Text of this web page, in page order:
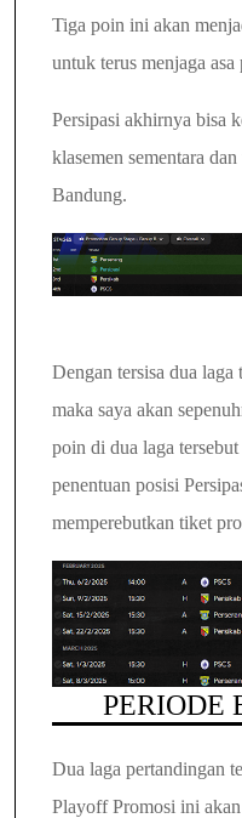
Tiga poin ini akan
untuk terus menjaga
Persipasi akhirnya bisa
klasemen sementara
Bandung.
Dengan tersisa dua
maka saya akan
poin di dua laga
penentuan posisi
memperebutkan tiket
PERIODE
Dua laga pertandingan
Playoff Promosi ini